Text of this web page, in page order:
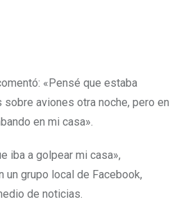
«Pensé que estaba
aviones otra noche, pero en
en mi casa».
iba a golpear mi casa»,
grupo local de Facebook,
de noticias.